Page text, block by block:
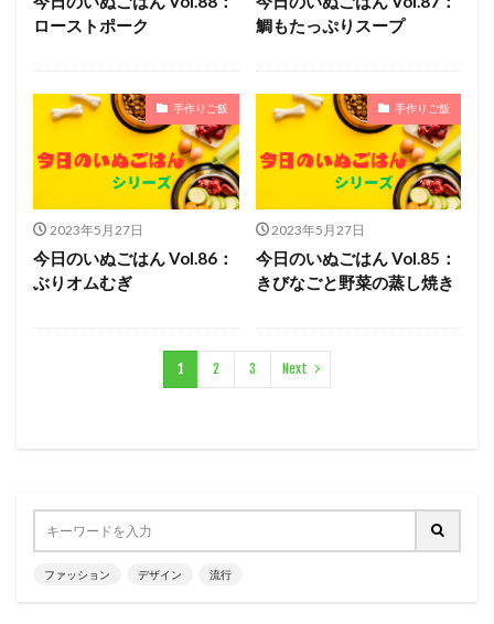
ローストポーク
鯛もたっぷりスープ
手作りご飯
2023年5月27日
今日のいぬごはん Vol.86：
ぶりオムむぎ
手作りご飯
2023年5月27日
今日のいぬごはん Vol.85：
きびなごと野菜の蒸し焼き
1 2 3 Next
ファッション デザイン 流行